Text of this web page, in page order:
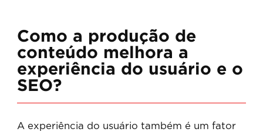
Como a produção de
conteúdo melhora a
experiência do usuário e o
SEO?
A experiência do usuário também é um fator